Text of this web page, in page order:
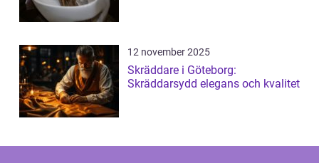
12 november 2025
Skräddare i Göteborg:
Skräddarsydd elegans och kvalitet